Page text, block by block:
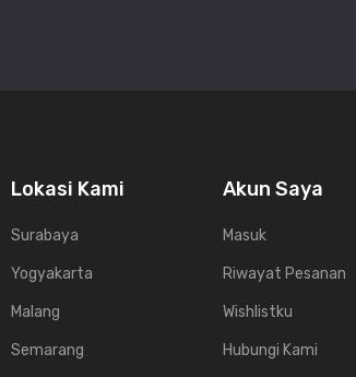
Lokasi Kami
Surabaya
Yogyakarta
Malang
Semarang
Akun Saya
Masuk
Riwayat Pesanan
Wishlistku
Hubungi Kami